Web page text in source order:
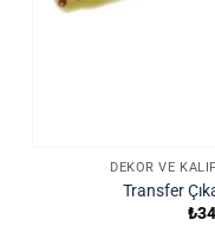
DEKOR VE
Transfer
₺